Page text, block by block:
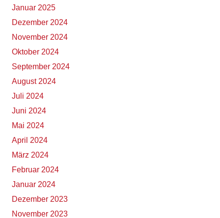
Januar 2025
Dezember 2024
November 2024
Oktober 2024
September 2024
August 2024
Juli 2024
Juni 2024
Mai 2024
April 2024
März 2024
Februar 2024
Januar 2024
Dezember 2023
November 2023